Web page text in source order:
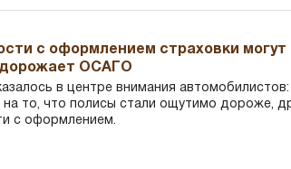
с оформлением страховки могут
дорожает ОСАГО
в центре внимания
на то, что полисы стали ощутимо дороже,
с оформлением.